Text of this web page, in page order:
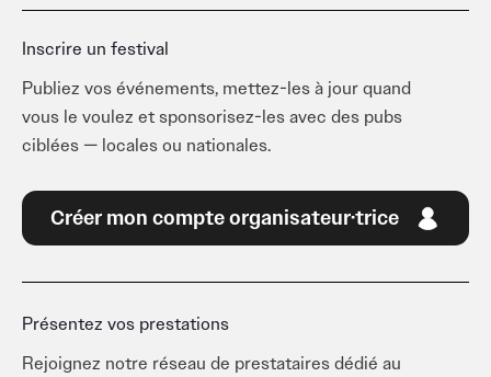
Inscrire un festival
Publiez vos événements, mettez-les à jour quand
vous le voulez et sponsorisez-les avec des pubs
ciblées — locales ou nationales.
Créer mon compte organisateur·trice
Présentez vos prestations
Rejoignez notre réseau de prestataires dédié au